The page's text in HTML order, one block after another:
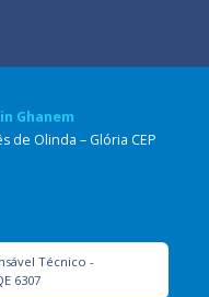
Ghanem
de Olinda – Glória CEP
Técnico -
6307